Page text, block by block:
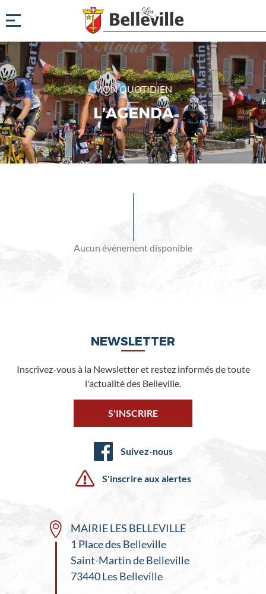
MON QUOTIDIEN
L’AGENDA
Aucun événement disponible
NEWSLETTER
Inscrivez-vous à la Newsletter et restez informés de toute
l'actualité des Belleville.
S'INSCRIRE
Suivez-nous
S'inscrire aux alertes
MAIRIE LES BELLEVILLE
1 Place des Belleville
Saint-Martin de Belleville
73440 Les Belleville